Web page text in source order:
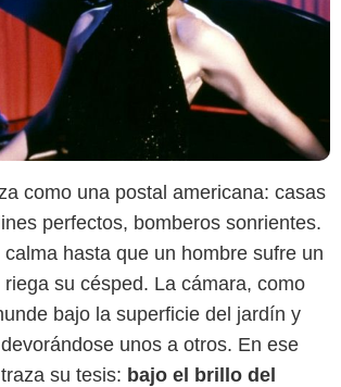
como una postal americana: casas
perfectos, bomberos sonrientes.
hasta que un hombre sufre un
su césped. La cámara, como
bajo la superficie del jardín y
unos a otros. En ese
su tesis: bajo el brillo del